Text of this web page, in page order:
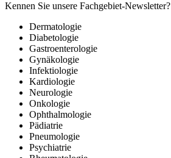
Kennen Sie unsere Fachgebiet-Newsletter?
Dermatologie
Diabetologie
Gastroenterologie
Gynäkologie
Infektiologie
Kardiologie
Neurologie
Onkologie
Ophthalmologie
Pädiatrie
Pneumologie
Psychiatrie